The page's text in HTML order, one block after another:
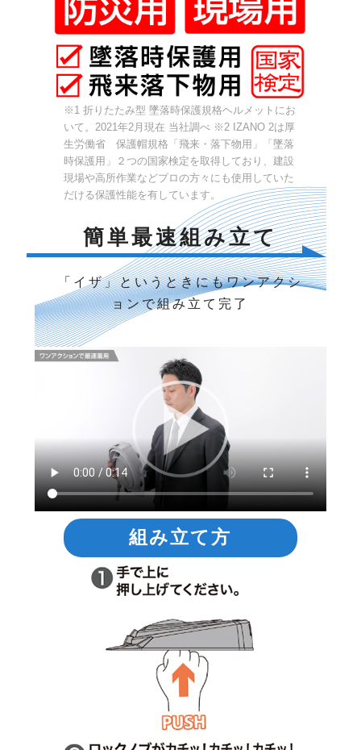
※1 折りたたみ型 墜落時保護規格ヘルメットにお
いて。2021年2月現在 当社調べ ※2 IZANO 2は厚
生労働省 保護帽規格「飛来・落下物用」「墜落
時保護用」２つの国家検定を取得しており、建設
現場や高所作業などプロの方々にも使用していた
だける保護性能を有しています。
簡単最速組み立て
「イザ」というときにもワンアクシ
ョンで組み立て完了
組み立て方